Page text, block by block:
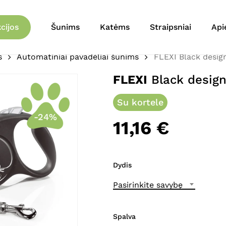
Šunims Katėms Straipsniai
Automatiniai pavadėliai šunims FLEXI Black
-24%
FLEXI Black
Su kortele
11,16 €
Dydis
Pasirinkite savybę
Spalva
Būkite pirmas aprašęs
Jūsų atsiliepimas